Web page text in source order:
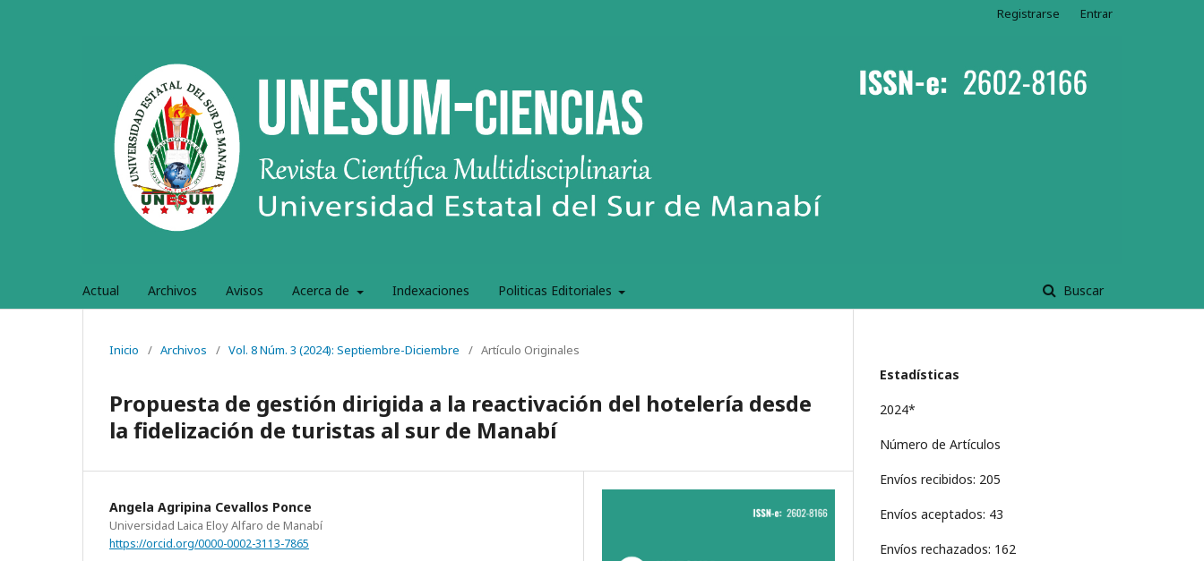
Actual Archivos Avisos Acerca de Indexaciones Politicas Editoriales Buscar
Registrarse Entrar
Inicio / Archivos / Vol. 8 Núm. 3 (2024): Septiembre-Diciembre / Artículo Originales
Propuesta de gestión dirigida a la reactivación del hotelería desde
la fidelización de turistas al sur de Manabí
Angela Agripina Cevallos Ponce
Universidad Laica Eloy Alfaro de Manabí
https://orcid.org/0000-0002-3113-7865
Estadísticas
2024*
Número de Artículos
Envíos recibidos: 205
Envíos aceptados: 43
Envíos rechazados: 162